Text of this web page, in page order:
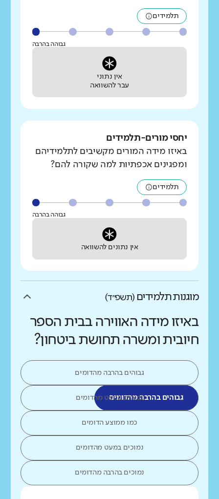
תלמידים
גבוהה בהרבה
אין נתוני
עבר להשוואה
יחסי מורים-תלמידים
באיזו מידה המורים מקשיבים לתלמידיהם
ומפגינים אכפתיות למה שקורה להם?
תלמידים
גבוהה בהרבה
אין נתונים להשוואה
מוגנות תלמידים (תשפ״ד)
באיזו מידה האווירה בבית הספר
חיובית ומשרה תחושת ביטחון?
גבוהים בהרבה מהדומים
גבוהים בהרבה מהדומיםגבוהים במעט מהדומים
כמו ממוצע הדומים
נמוכים במעט מהדומים
נמוכים בהרבה מהדומים